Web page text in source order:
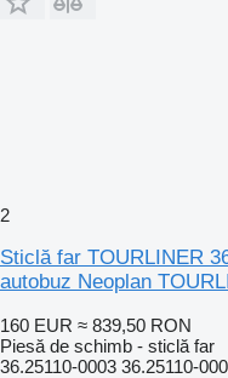
2
Sticlă far TOURLINER
autobuz Neoplan
160 EUR ≈ 839,50 RON
Piesă de schimb - sticlă far
36.25110-0003 36.25110-